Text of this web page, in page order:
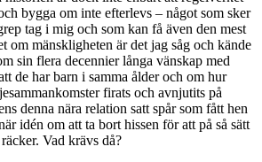
bygga om inte efterlevs – något som sker
tag i mig och som kan få även den mest
om mänskligheten är det jag såg och kände
sin flera decennier långa vänskap med
de har barn i samma ålder och om hur
firats och avnjutits på
denna nära relation satt spår som fått hen
idén om att ta bort hissen för att på så sätt
Vad krävs då?